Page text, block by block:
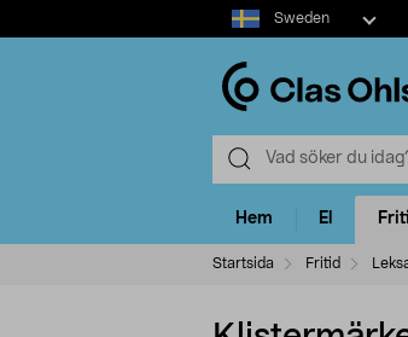
Select
market
Sweden
Hem El
Startsida Fritid